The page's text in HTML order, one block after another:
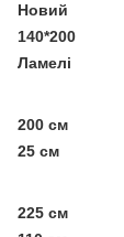
Новий
140*200
Ламелі
200 см
25 см
225 см